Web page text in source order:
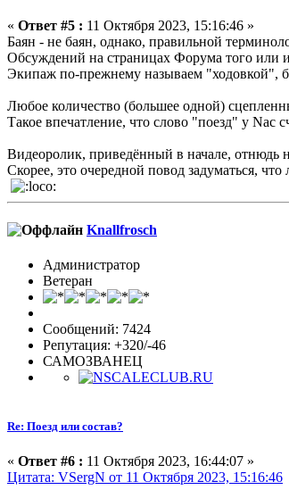
« Ответ #5 : 11 Октября 2023, 15:16:46 »
Баян - не баян, однако, правильной
Обсуждений на страницах Форума того или
Экипаж по-прежнему называем "ходовкой",
Любое количество (большее одной)
Такое впечатление, что слово "поезд" у Nас
Видеоролик, приведённый в начале, отнюдь
Скорее, это очередной повод задуматься,
Knallfrosch
Администратор
Ветеран
Сообщений: 7424
Репутация: +320/-46
САМОЗВАНЕЦ
Re: Поезд или состав?
« Ответ #6 : 11 Октября 2023, 16:44:07 »
Цитата: VSergN от 11 Октября 2023, 15:16:46